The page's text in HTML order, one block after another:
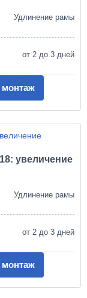
Удлинение рамы
от 2 до 3 дней
монтаж
увеличение
Удлинение рамы
от 2 до 3 дней
монтаж